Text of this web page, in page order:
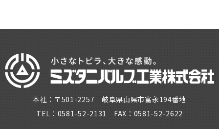
本社：〒501-2257 岐阜県山県市富永194番地
TEL：0581-52-2131 FAX：0581-52-2622